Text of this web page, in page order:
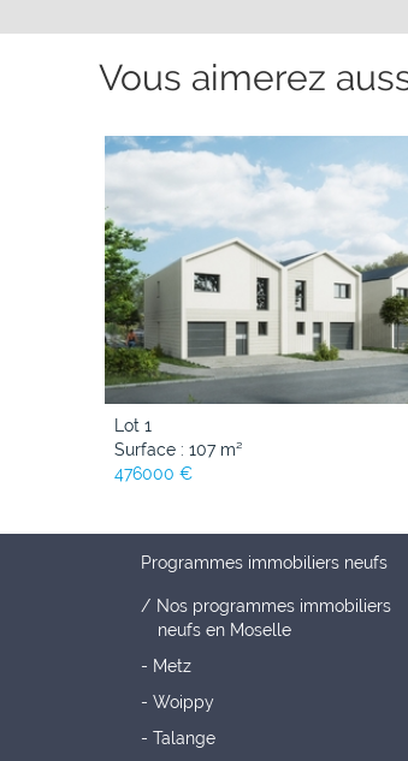
Vous aimerez
Lot 1
Surface : 107 m²
476000 €
Programmes immobiliers neufs
Nos programmes immobiliers
neufs en Moselle
- Metz
- Woippy
- Talange